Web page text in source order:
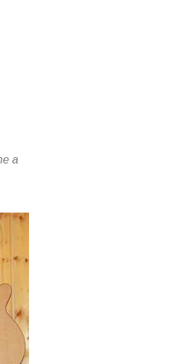
a